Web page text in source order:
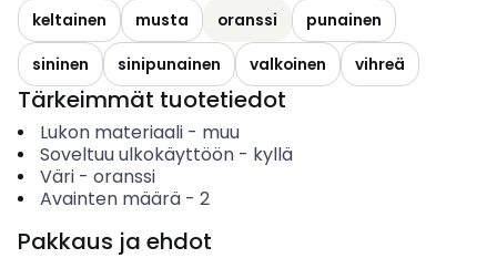
keltainen musta oranssi
punainen
sininen
sinipunainen valkoinen vihreä
Tärkeimmät tuotetiedot
Lukon materiaali- muu
Soveltuu ulkokäyttöön- kyllä
Väri- oranssi
Avainten määrä- 2
Pakkaus ja ehdot